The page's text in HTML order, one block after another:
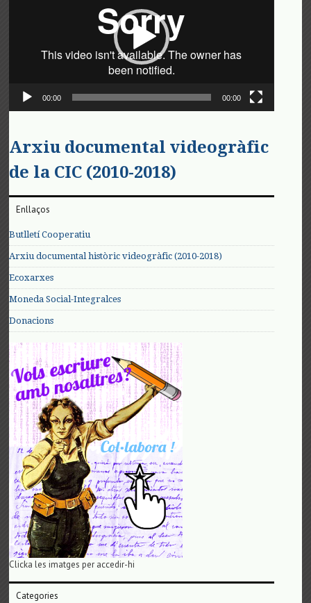
00:00 00:00
Arxiu documental videogràfic
de la CIC (2010-2018)
Enllaços
Butlletí Cooperatiu
Arxiu documental històric videogràfic (2010-2018)
Ecoxarxes
Moneda Social-Integralces
Donacions
Clicka les imatges per accedir-hi
Categories